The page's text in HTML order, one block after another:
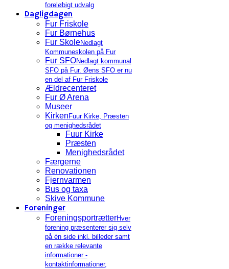
foreløbigt udvalg
Dagligdagen
Fur Friskole
Fur Børnehus
Fur SkoleNedlagt
Kommuneskolen på Fur
Fur SFONedlagt kommunal
SFO på Fur. Øens SFO er nu
en del af Fur Friskole
Ældrecenteret
Fur Ø Arena
Museer
Kirken Fuur Kirke, Præsten
og menighedsrådet
Fuur Kirke
Præsten
Menighedsrådet
Færgerne
Renovationen
Fjernvarmen
Bus og taxa
Skive Kommune
Foreninger
ForeningsportrætterHver
forening præsenterer sig selv
på én side inkl. billeder samt
en række relevante
informationer -
kontaktinformationer,